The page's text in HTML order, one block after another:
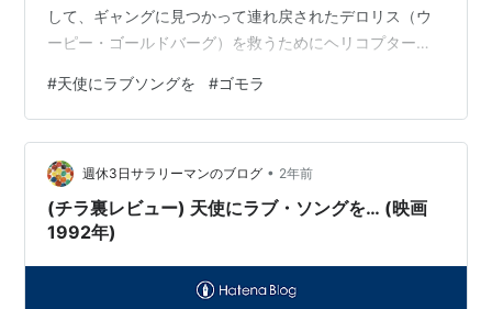
して、ギャングに見つかって連れ戻されたデロリス（ウ
ーピー・ゴールドバーグ）を救うためにヘリコプターで
みを見ながら「ゴモォ〜ラ」と呟いたのをご存知でしょ
うか。 ＝ ＝ ＝ ＝ ＝ これは記憶によると「旧約聖書に少
し」と「新約聖書に２行ほど」出てきた「主が罪深い街
として焼き滅ぼした"ソドム"と"ゴモラ"の後者」であると
認識しました。 しかしながら院長先生のこの一言が「ゴ
モラのような罪深い街だ」と呟い…
#天使にラブソングを #ゴモラ
週休3日サラリーマンのブログ • 2年前
(チラ裏レビュー) 天使にラブ・ソングを… (映画
1992年)